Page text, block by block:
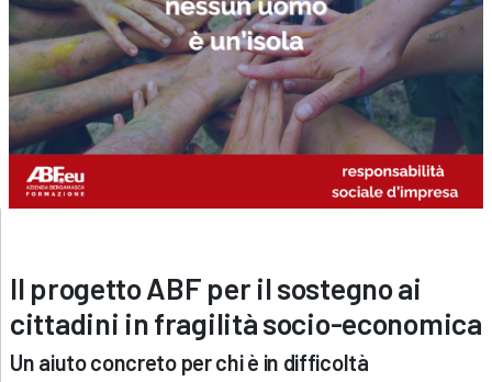
Il progetto ABF per il sostegno ai
cittadini in fragilità socio-economica
Un aiuto concreto per chi è in difficoltà